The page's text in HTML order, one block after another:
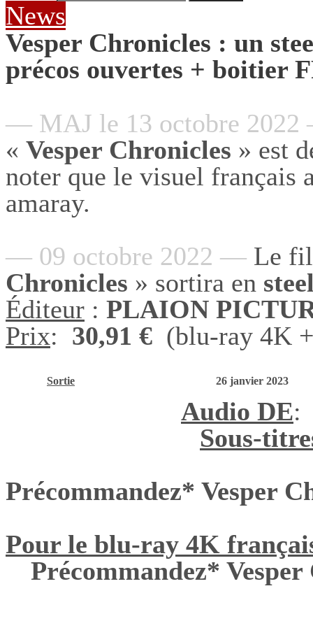
News
Vesper Chronicles : un
précos ouvertes + boitier
— MAJ le 13 octobre
« Vesper Chronicles » est
noter que le visuel français
amaray.
— 09 octobre 2022 — Le
Chronicles » sortira en
Éditeur : PLAION
Prix: 30,91 € (blu-ray 4K
Sortie 26 janvier 2023
Audio DE:
Sous-
Précommandez* Vesper
Pour le blu-ray 4K
Précommandez*